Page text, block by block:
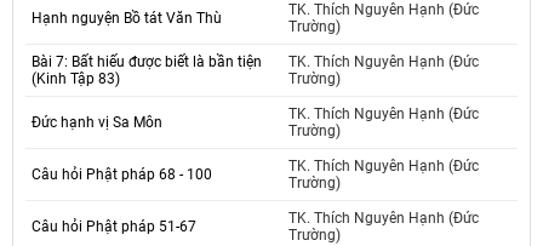
Hạnh nguyện Bồ tát Văn Thù
TK. Thích Nguyên Hạnh (Đức
Trường)
Bài 7: Bất hiếu được biết là bần tiện
(Kinh Tập 83)
TK. Thích Nguyên Hạnh (Đức
Trường)
Đức hạnh vị Sa Môn
TK. Thích Nguyên Hạnh (Đức
Trường)
Câu hỏi Phật pháp 68 - 100
TK. Thích Nguyên Hạnh (Đức
Trường)
Câu hỏi Phật pháp 51-67
TK. Thích Nguyên Hạnh (Đức
Trường)